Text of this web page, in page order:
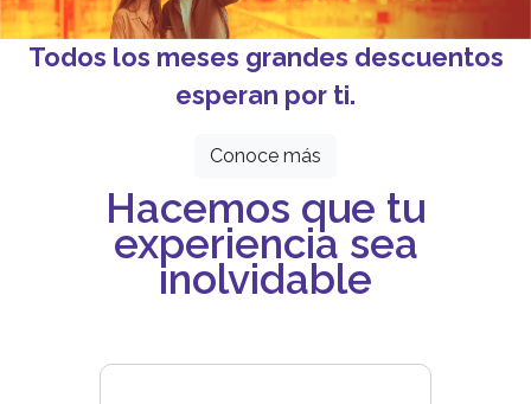
Todos los meses grandes descuentos
esperan por ti.
Conoce más
Hacemos que tu
experiencia sea
inolvidable